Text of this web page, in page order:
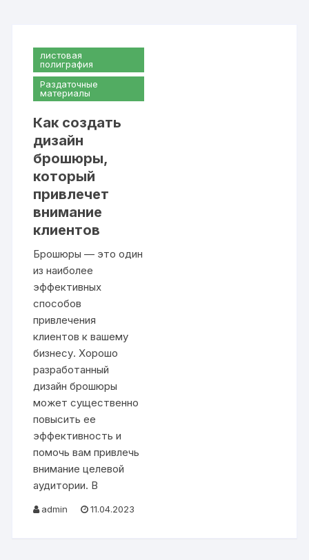
листовая
полиграфия
Раздаточные
материалы
Как создать
дизайн
брошюры,
который
привлечет
внимание
клиентов
Брошюры — это один
из наиболее
эффективных
способов
привлечения
клиентов к вашему
бизнесу. Хорошо
разработанный
дизайн брошюры
может существенно
повысить ее
эффективность и
помочь вам привлечь
внимание целевой
аудитории. В
admin 11.04.2023